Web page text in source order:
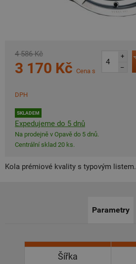
4 586 Kč
3 170 Kč Cena s
DPH
SKLADEM
Expedujeme do 5 dnů
Na prodejně v Opavě do 5 dnů.
Centrální sklad 20 ks.
+
–
Kola prémiové kvality s typovým listem.
Parametry
Šířka